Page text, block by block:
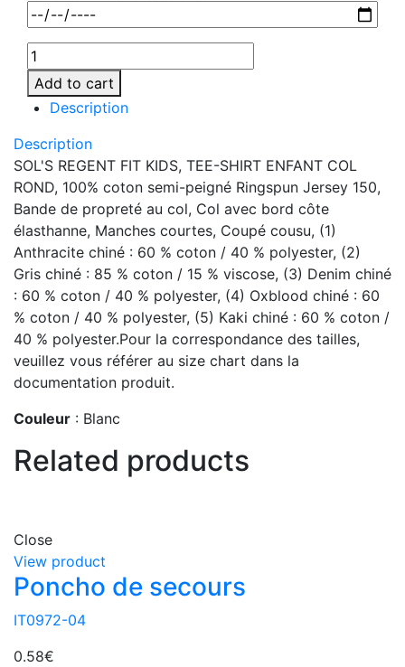
Add to cart
Description
Description
SOL'S REGENT FIT KIDS, TEE-SHIRT ENFANT COL
ROND, 100% coton semi-peigné Ringspun Jersey 150,
Bande de propreté au col, Col avec bord côte
élasthanne, Manches courtes, Coupé cousu, (1)
Anthracite chiné : 60 % coton / 40 % polyester, (2)
Gris chiné : 85 % coton / 15 % viscose, (3) Denim chiné
: 60 % coton / 40 % polyester, (4) Oxblood chiné : 60
% coton / 40 % polyester, (5) Kaki chiné : 60 % coton /
40 % polyester.Pour la correspondance des tailles,
veuillez vous référer au size chart dans la
documentation produit.
Couleur : Blanc
Related products
Close
View product
Poncho de secours
IT0972-04
0.58€